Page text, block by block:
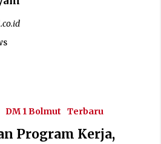
DM 1 Bolmut Terbaru
Program Kerja,